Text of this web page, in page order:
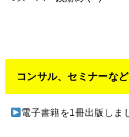
コンサル、セミナーなど
電子書籍を1冊出版しま